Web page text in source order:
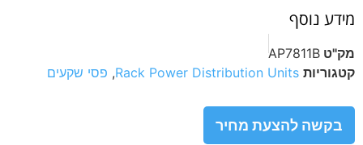
מידע נוסף
מק"ט AP7811B
קטגוריות Rack Power Distribution Units
, פסי שקעים
בקשה להצעת מחיר